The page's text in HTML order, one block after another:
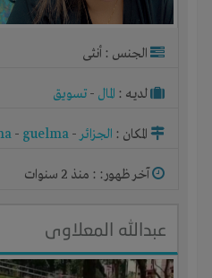
الجنس : أنثى
لديـه : المال - تسويق
المكان : الجزائر-
- guelma
آخر ظهور: : منذ 2 سنوات
عبدالله المعلاوى